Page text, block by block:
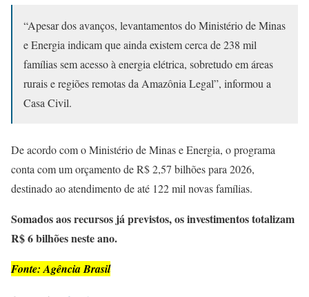
“Apesar dos avanços, levantamentos do Ministério de Minas
e Energia indicam que ainda existem cerca de 238 mil
famílias sem acesso à energia elétrica, sobretudo em áreas
rurais e regiões remotas da Amazônia Legal”, informou a
Casa Civil.
De acordo com o Ministério de Minas e Energia, o programa
conta com um orçamento de R$ 2,57 bilhões para 2026,
destinado ao atendimento de até 122 mil novas famílias.
Somados aos recursos já previstos, os investimentos totalizam
R$ 6 bilhões neste ano.
Fonte: Agência Brasil